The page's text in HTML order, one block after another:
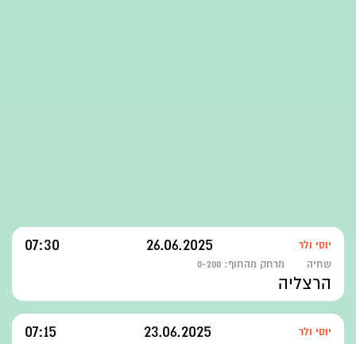
יוסי ולר 26.06.2025
07:30
שחיה מרחק מהחוף: 0-200
הרצליה
יוסי ולר 23.06.2025
07:15